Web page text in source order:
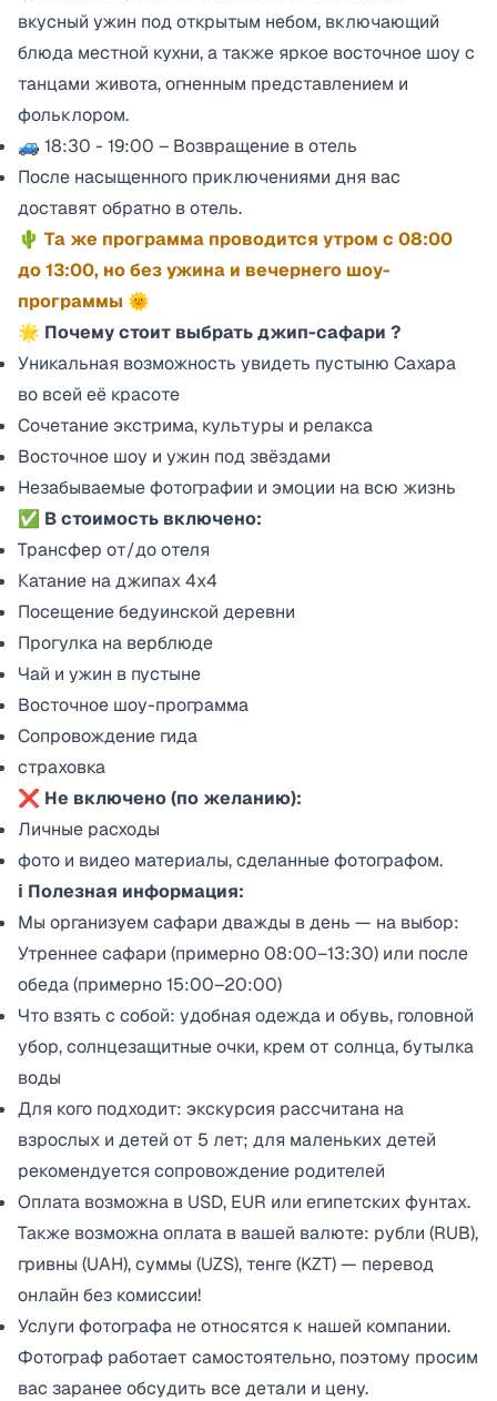
вкусный ужин под открытым небом, включающий
блюда местной кухни, а также яркое восточное шоу с
танцами живота, огненным представлением и
фольклором.
🚙 18:30 - 19:00 – Возвращение в отель
После насыщенного приключениями дня вас
доставят обратно в отель.
🌵 Та же программа проводится утром с 08:00
до 13:00, но без ужина и вечернего шоу-
программы 🌞
🌟 Почему стоит выбрать джип-сафари ?
Уникальная возможность увидеть пустыню Сахара
во всей её красоте
Сочетание экстрима, культуры и релакса
Восточное шоу и ужин под звёздами
Незабываемые фотографии и эмоции на всю жизнь
✅ В стоимость включено:
Трансфер от/до отеля
Катание на джипах 4х4
Посещение бедуинской деревни
Прогулка на верблюде
Чай и ужин в пустыне
Восточное шоу-программа
Сопровождение гида
страховка
❌ Не включено (по желанию):
Личные расходы
фото и видео материалы, сделанные фотографом.
ℹ️ Полезная информация:
Мы организуем сафари дважды в день — на выбор:
Утреннее сафари (примерно 08:00–13:30) или после
обеда (примерно 15:00–20:00)
Что взять с собой: удобная одежда и обувь, головной
убор, солнцезащитные очки, крем от солнца, бутылка
воды
Для кого подходит: экскурсия рассчитана на
взрослых и детей от 5 лет; для маленьких детей
рекомендуется сопровождение родителей
Оплата возможна в USD, EUR или египетских фунтах.
Также возможна оплата в вашей валюте: рубли (RUB),
гривны (UAH), суммы (UZS), тенге (KZT) — перевод
онлайн без комиссии!
Услуги фотографа не относятся к нашей компании.
Фотограф работает самостоятельно, поэтому просим
вас заранее обсудить все детали и цену.